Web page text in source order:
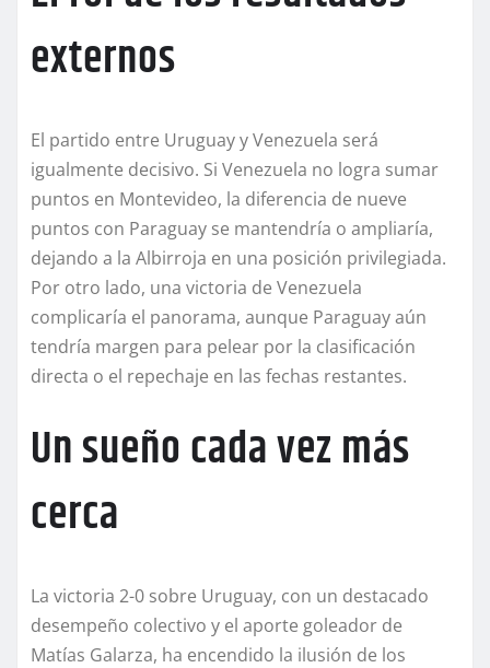
externos
El partido entre Uruguay y Venezuela será
igualmente decisivo. Si Venezuela no logra sumar
puntos en Montevideo, la diferencia de nueve
puntos con Paraguay se mantendría o ampliaría,
dejando a la Albirroja en una posición privilegiada.
Por otro lado, una victoria de Venezuela
complicaría el panorama, aunque Paraguay aún
tendría margen para pelear por la clasificación
directa o el repechaje en las fechas restantes.
Un sueño cada vez más
cerca
La victoria 2-0 sobre Uruguay, con un destacado
desempeño colectivo y el aporte goleador de
Matías Galarza, ha encendido la ilusión de los